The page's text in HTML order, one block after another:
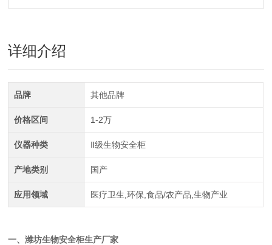
详细介绍
品牌 其他品牌
价格区间 1-2万
仪器种类 Ⅱ级生物安全柜
产地类别 国产
应用领域 医疗卫生,环保,食品/农产品,生物产业
一、潍坊生物安全柜生产厂家